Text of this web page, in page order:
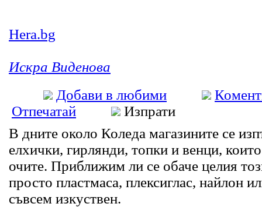
Hera.bg
Искра Виденова
Добави в любими
Отпечатай
Изпрати
В дните около Коледа магазините се
елхички, гирлянди, топки и венци,
очите. Приближим ли се обаче целия
просто пластмаса, плексиглас, найлон
съвсем изкуствен.